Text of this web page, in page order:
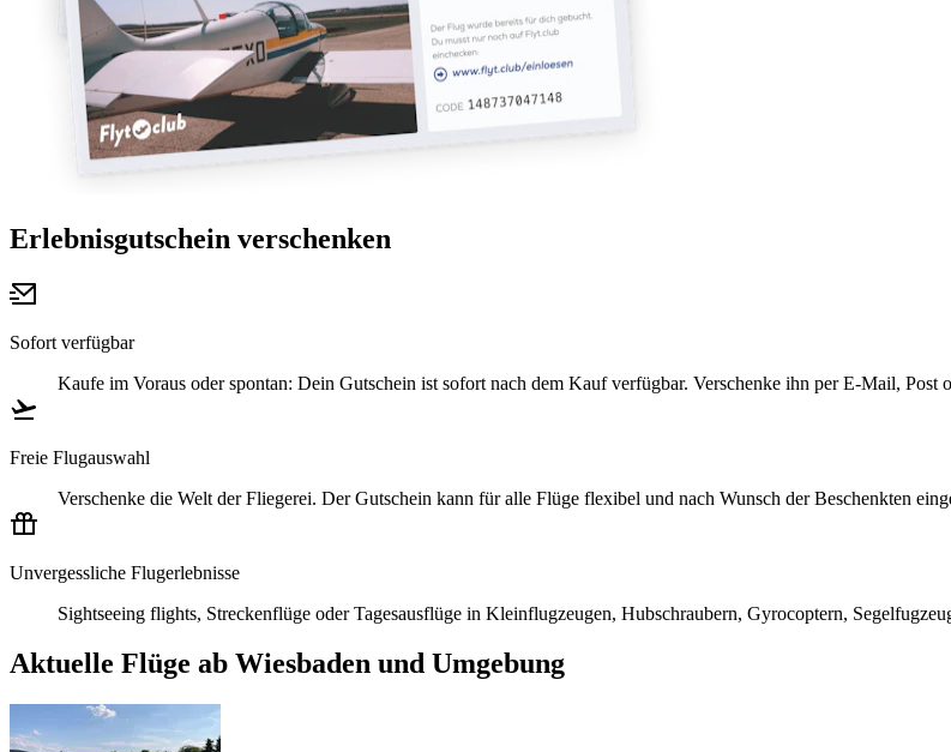
Erlebnisgutschein verschenken
Sofort verfügbar
Kaufe im Voraus oder spontan: Dein Gutschein ist sofort nach dem Kauf verfügbar. Verschenke ihn per E-Mail, Post
Freie Flugauswahl
Verschenke die Welt der Fliegerei. Der Gutschein kann für alle Flüge flexibel und nach Wunsch der Beschenkten
Unvergessliche Flugerlebnisse
Sightseeing flights, Streckenflüge oder Tagesausflüge in Kleinflugzeugen, Hubschraubern, Gyrocoptern,
Aktuelle Flüge ab Wiesbaden und Umgebung